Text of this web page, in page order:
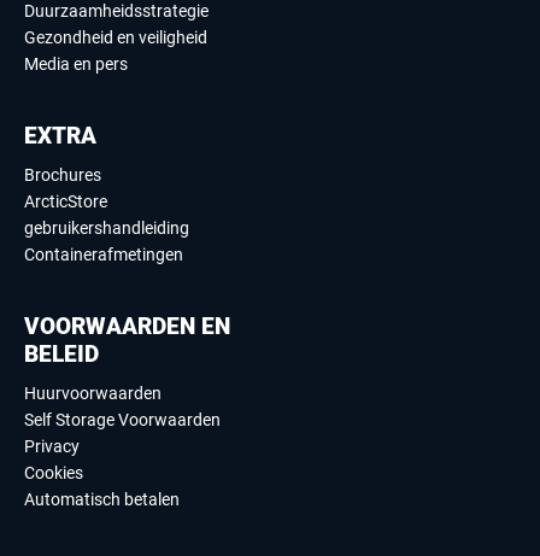
Duurzaamheidsstrategie
Gezondheid en veiligheid
Media en pers
EXTRA
Brochures
ArcticStore
gebruikershandleiding
Containerafmetingen
VOORWAARDEN EN
BELEID
Huurvoorwaarden
Self Storage Voorwaarden
Privacy
Cookies
Automatisch betalen